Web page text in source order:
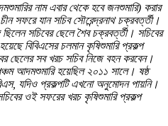
নাম এবার থেকে হবে জনশুমারি) করার
সফরে যান সচিব সৌরেন্দ্রনাথ চক্রবর্ত্তী।
ছিলেন সচিবের ছেলে শৈব চক্রবর্ত্তী। সচিবের
বিবিএসের চলমান কৃষিশুমারি প্রকল্প
ছেলের সব খরচ সচিব নিজে বহন করবেন।
আদমশুমারি হয়েছিল ২০১১ সালে। ষষ্ঠ
যদিও প্রকল্পটি এখনো অনুমোদন পায়নি।
ওই সফরের খরচ কৃষিশুমারি প্রকল্প